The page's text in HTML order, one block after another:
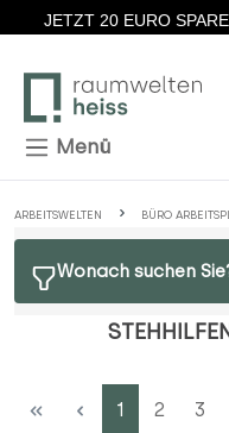
Zum Hauptinhalt
JETZT 20 EURO
Menü
ARBEITSWELTEN BÜRO
Wonach suchen
Seite
1 Seite
2 Seite
3